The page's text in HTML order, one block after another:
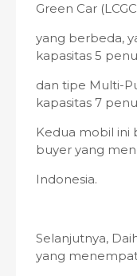
Green Car
yang berbeda,
kapasitas 5
dan tipe Multi-
kapasitas 7
Kedua mobil ini
buyer yang
Indonesia.
Selanjutnya,
yang